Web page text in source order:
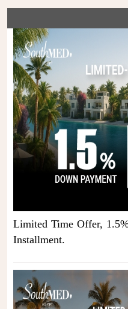
Limited Time Offer,
Installment.